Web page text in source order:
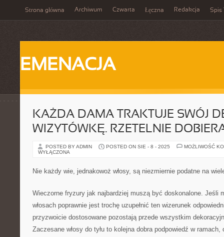
Strona główna Archiwum Czwarta Łęczna Redakcja Spis
EMENACJA
KAŻDA DAMA TRAKTUJE SWÓJ
WIZYTÓWKĘ. RZETELNIE
POSTED BY ADMIN POSTED ON SIE - 8 - 2025
MOŻLIWOŚĆ
WYŁĄCZONA
Nie każdy wie, jednakowoż włosy, są niezmiernie podatne na
Wieczorne fryzury jak najbardziej muszą być doskonalone. Jeśli
włosach poprawnie jest trochę uzupełnić ten wizerunek
przyzwoicie dostosowane pozostają przede wszystkim
Zaczesane włosy do tyłu to kolejna dobra podpowiedź w